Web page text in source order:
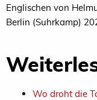
Englischen von
Berlin (Suhrkamp)
Wo droht die